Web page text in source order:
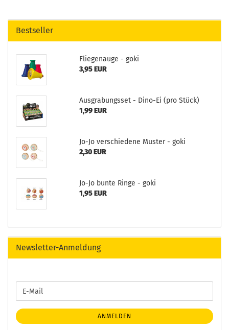
Bestseller
Fliegenauge - goki
3,95 EUR
Ausgrabungsset - Dino-Ei (pro Stück)
1,99 EUR
Jo-Jo verschiedene Muster - goki
2,30 EUR
Jo-Jo bunte Ringe - goki
1,95 EUR
Newsletter-Anmeldung
ZUR
ANMELDUNG
E-
Mail
ANMELDEN